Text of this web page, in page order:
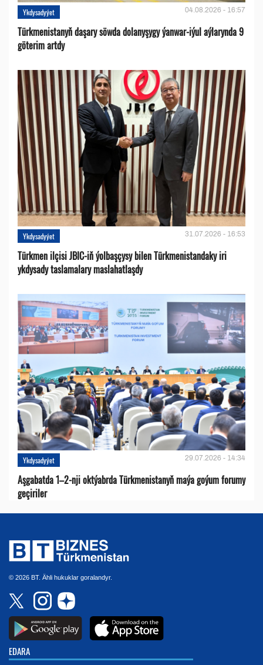
Ykdysadyýet 04.08.2026 - 16:57
Türkmenistanyň daşary söwda dolanyşygy ýanwar-iýul aýlarynda 9
göterim artdy
Ykdysadyýet 31.07.2026 - 16:53
Türkmen ilçisi JBIC-iň ýolbaşçysy bilen Türkmenistandaky iri
ykdysady taslamalary maslahatlaşdy
Ykdysadyýet 29.07.2026 - 14:34
Aşgabatda 1–2-nji oktýabrda Türkmenistanyň maýa goýum forumy
geçiriler
© 2026 BT. Ähli hukuklar goralandyr.
EDARA